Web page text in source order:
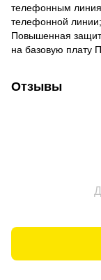
телефонным
телефонной
Повышенная
на базовую плату
Отзывы